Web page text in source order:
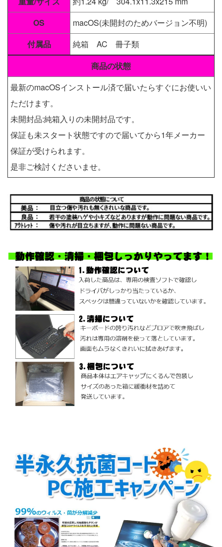
OS
macOS(未開封のためバージョン不明)
付属品
純箱 AC 冊子類
商品の状態
最新のmacOSインストール済で届いたらすぐにお使いい
ただけます。
未開封品:純箱入りの未開封品です。
保証も未スタート状態ですので届いてから1年メーカー
保証が受けられます。
是非ご検討くださいませ。